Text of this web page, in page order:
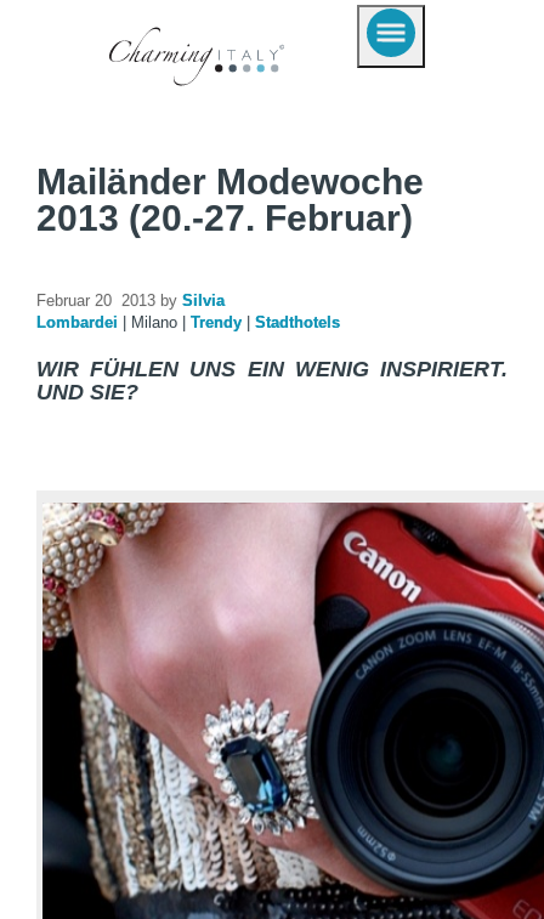
Mailänder Modewoche
2013 (20.-27. Februar)
Februar 20 2013 by Silvia
Lombardei
Milano Trendy Stadthotels
WIR FÜHLEN UNS EIN WENIG INSPIRIERT.
UND SIE?